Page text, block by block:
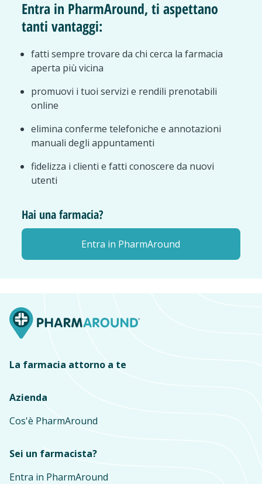
Entra in PharmAround, ti aspettano
tanti vantaggi:
fatti sempre trovare da chi cerca la farmacia
aperta più vicina
promuovi i tuoi servizi e rendili prenotabili
online
elimina conferme telefoniche e annotazioni
manuali degli appuntamenti
fidelizza i clienti e fatti conoscere da nuovi
utenti
Hai una farmacia?
Entra in PharmAround
La farmacia attorno a te
Azienda
Cos'è PharmAround
Sei un farmacista?
Entra in PharmAround